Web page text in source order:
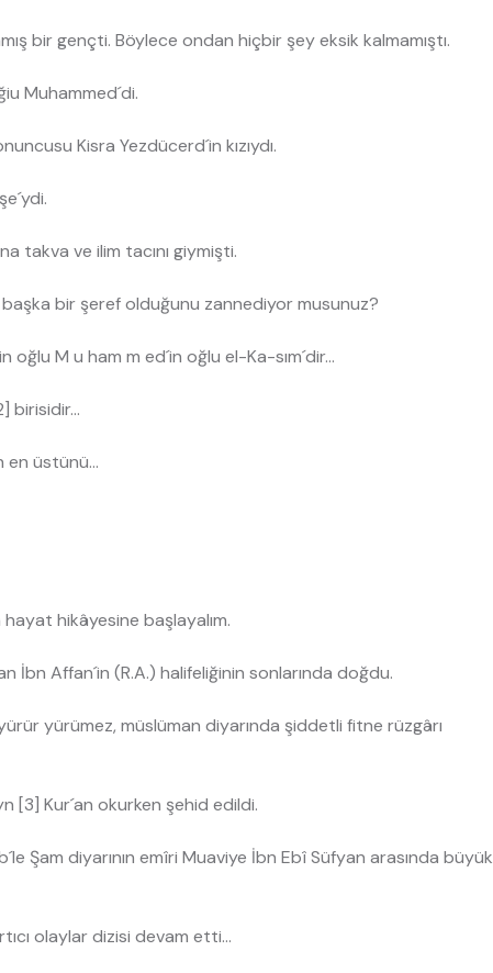
bir gençti. Böylece ondan hiç­bir şey eksik kalmamıştı.
Muhammed´di.
Kisra Yezdücerd´in kı­zıydı.
takva ve ilim tacını giymişti.
başka bir şeref olduğunu zanne­diyor musunuz?
oğlu M u ham m ed´in oğlu el-Ka-sım´dir...
birisidir...
en üstünü...
hikâyesine başlayalım.
İbn Affan´in (R.A.) halifeliğinin sonlarında doğdu.
yürümez, müslüman diyarında şiddetli fitne rüzgârı
[3] Kur´an okurken şehid edildi.
Şam diyarının emîri Muaviye İbn Ebî Süfyan arasında büyük
olaylar dizisi devam etti...